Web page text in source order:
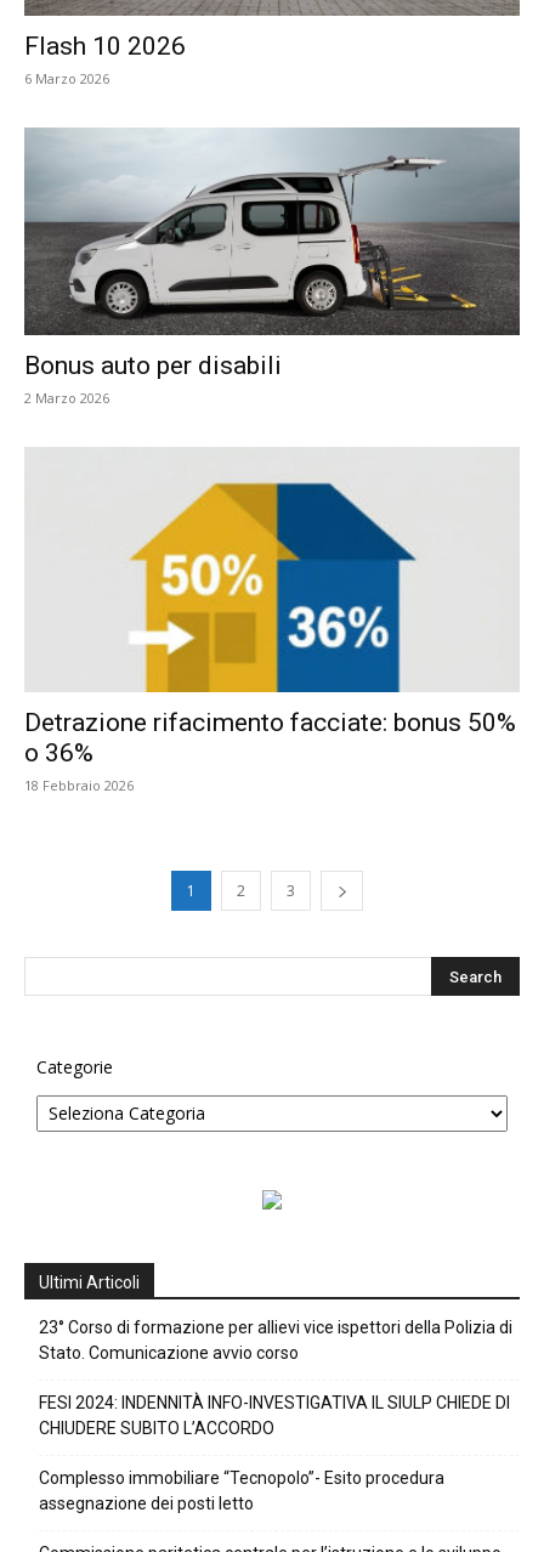
Flash 10 2026
6 Marzo 2026
Bonus auto per disabili
2 Marzo 2026
Detrazione rifacimento facciate: bonus 50%
o 36%
18 Febbraio 2026
1 2 3
Categorie
Ultimi Articoli
23° Corso di formazione per allievi vice ispettori della Polizia di
Stato. Comunicazione avvio corso
FESI 2024: INDENNITÀ INFO-INVESTIGATIVA IL SIULP CHIEDE DI
CHIUDERE SUBITO L’ACCORDO
Complesso immobiliare “Tecnopolo”- Esito procedura
assegnazione dei posti letto